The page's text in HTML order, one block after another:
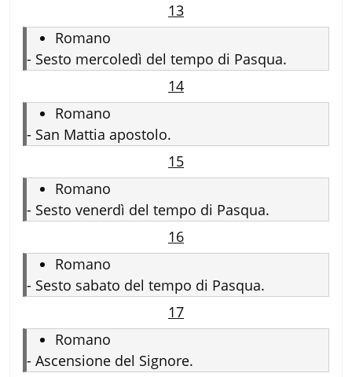
13
Romano
- Sesto mercoledì del tempo di Pasqua.
14
Romano
- San Mattia apostolo.
15
Romano
- Sesto venerdì del tempo di Pasqua.
16
Romano
- Sesto sabato del tempo di Pasqua.
17
Romano
- Ascensione del Signore.